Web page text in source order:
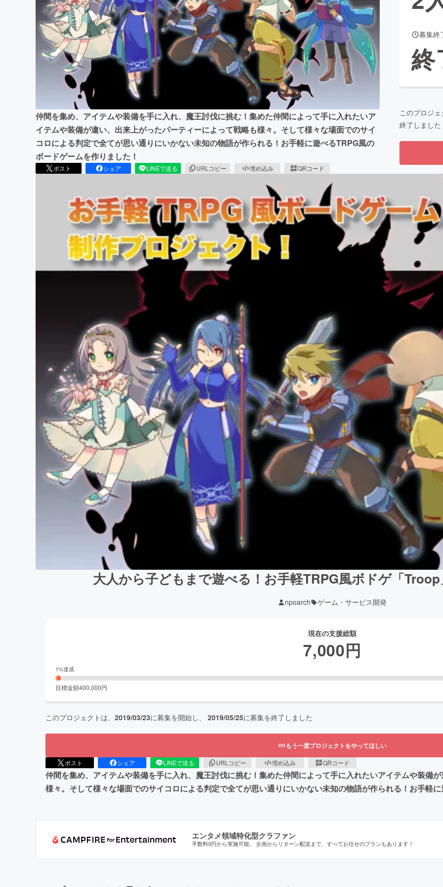
まちづくり・地域活性化
CAMPFIRE for Social Good CAMPFIRE Creation
CAMPFIREふるさと納税 machi-yaコミュニティ
仲間を集め、アイテムや装備を手に入れ、魔王討伐に挑む！集めた仲間によって手に入れたいア
イテムや装備が違い、出来上がったパーティーによって戦略も様々。そして様々な場面でのサイ
コロによる判定で全てが思い通りにいかない未知の物語が作られる！お手軽に遊べるTRPG風の
ボードゲームを作りました！
ポスト シェア LINEで送る URLコピー 埋め込み QRコード
募集終
終
このプロジ
終了しました
大人から子どもまで遊べる！お手軽TRPG風ボドゲ「
npoarch ゲーム・サービス開発
現在の支援総額
7,000円
1%達成
目標金額400,000円
このプロジェクトは、 2019/03/23に募集を開始し、 2019/05/25に募集を終了しました
もう一度プロジェクトをやってほしい
ポスト シェア LINEで送る URLコピー 埋め込み QRコード
仲間を集め、アイテムや装備を手に入れ、魔王討伐に挑む！集めた仲間によって手に入れたいアイテムや装備
様々。そして様々な場面でのサイコロによる判定で全てが思い通りにいかない未知の物語が作られる！お手軽
エンタメ領域特化型クラファン
手数料0円から実施可能。 企画からリターン配送まで、すべてお任せのプランもあります！